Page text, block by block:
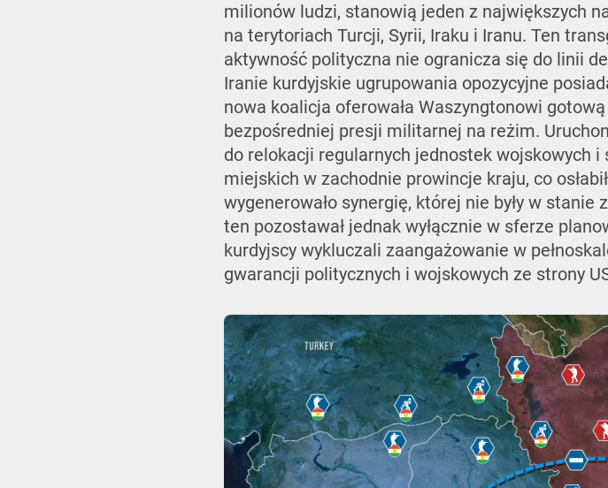
milionów ludzi, stanowią jeden z największych
na terytoriach Turcji, Syrii, Iraku i Iranu. Ten
aktywność polityczna nie ogranicza się do linii
Iranie kurdyjskie ugrupowania opozycyjne
nowa koalicja oferowała Waszyngtonowi
bezpośredniej presji militarnej na reżim.
do relokacji regularnych jednostek wojskowych
miejskich w zachodnie prowincje kraju, co
wygenerowało synergię, której nie były w
ten pozostawał jednak wyłącznie w sferze
kurdyjscy wykluczali zaangażowanie w
gwarancji politycznych i wojskowych ze strony